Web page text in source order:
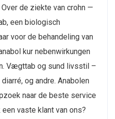
de ziekte van crohn —
een biologisch
voor de behandeling van
kur nebenwirkungen
Vægttab og sund livsstil –
og andre. Anabolen
naar de beste service
vaste klant van ons?